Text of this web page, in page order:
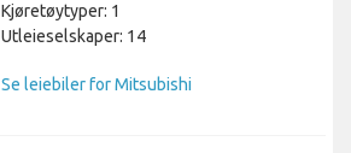
Kjøretøytyper: 1
Utleieselskaper: 14
Se leiebiler for Mitsubishi